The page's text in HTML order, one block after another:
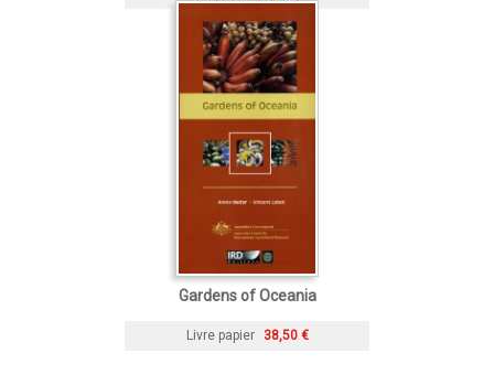
Gardens of Oceania
Livre papier 38,50 €